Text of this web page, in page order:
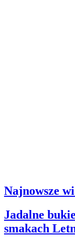
Najnowsze
Jadalne
smakach